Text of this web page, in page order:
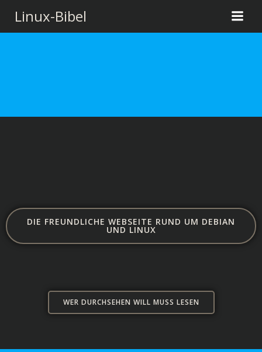
springen
Linux-Bibel
DIE FREUNDLICHE WEBSEITE RUND UM DEBIAN
UND LINUX
WER DURCHSEHEN WILL MUSS LESEN